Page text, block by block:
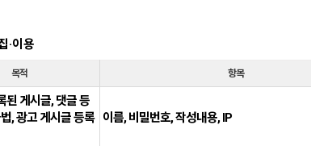
·이용
목적 항목
된 게시글, 댓글 등
, 광고 게시글 등록 이름, 비밀번호, 작성내용, IP